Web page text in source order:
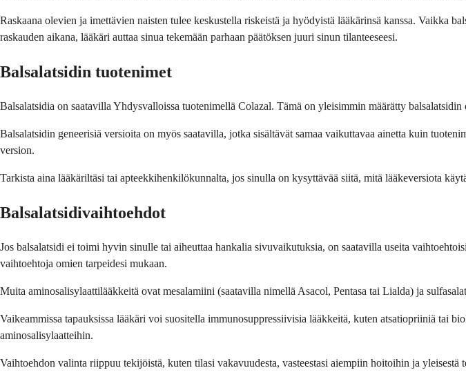
Raskaana olevien ja imettävien naisten tulee keskustella riskeistä ja hyödyistä lääkärinsä kanssa. Vaikka
raskauden aikana, lääkäri auttaa sinua tekemään parhaan päätöksen juuri sinun tilanteeseesi.
Balsalatsidin tuotenimet
Balsalatsidia on saatavilla Yhdysvalloissa tuotenimellä Colazal. Tämä on yleisimmin määrätty balsalatsidin
Balsalatsidin geneerisiä versioita on myös saatavilla, jotka sisältävät samaa vaikuttavaa ainetta kuin
version.
Tarkista aina lääkäriltäsi tai apteekkihenkilökunnalta, jos sinulla on kysyttävää siitä, mitä lääkeversiota
Balsalatsidivaihtoehdot
Jos balsalatsidi ei toimi hyvin sinulle tai aiheuttaa hankalia sivuvaikutuksia, on saatavilla useita
vaihtoehtoja omien tarpeidesi mukaan.
Muita aminosalisylaattilääkkeitä ovat mesalamiini (saatavilla nimellä Asacol, Pentasa tai Lialda) ja
Vaikeammissa tapauksissa lääkäri voi suositella immunosuppressiivisia lääkkeitä, kuten atsatiopriiniä
aminosalisylaatteihin.
Vaihtoehdon valinta riippuu tekijöistä, kuten tilasi vakavuudesta, vasteestasi aiempiin hoitoihin ja